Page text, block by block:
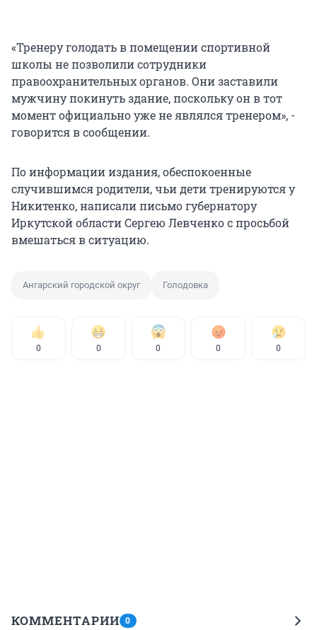
«Тренеру голодать в помещении спортивной
школы не позволили сотрудники
правоохранительных органов. Они заставили
мужчину покинуть здание, поскольку он в тот
момент официально уже не являлся тренером», -
говорится в сообщении.
По информации издания, обеспокоенные
случившимся родители, чьи дети тренируются у
Никитенко, написали письмо губернатору
Иркутской области Сергею Левченко с просьбой
вмешаться в ситуацию.
Ангарский городской округ Голодовка
0 0 0 0 0
КОММЕНТАРИИ 0